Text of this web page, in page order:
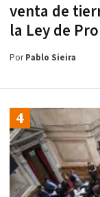
venta de
la Ley de
PorPablo Sieira